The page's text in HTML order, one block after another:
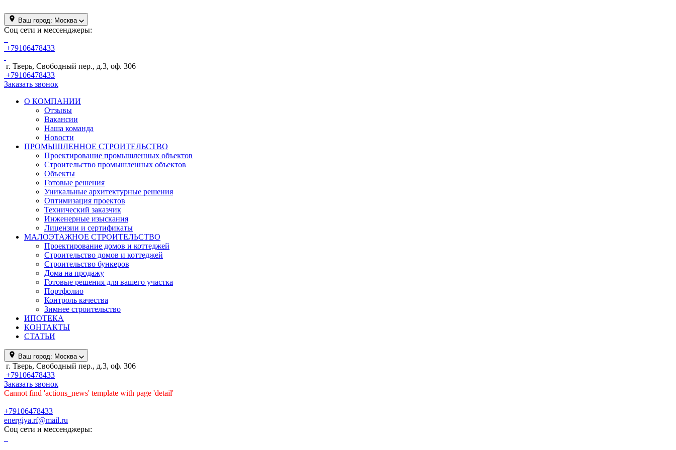
Ваш город: Москва
Соц сети и мессенджеры:
+79106478433
г. Тверь, Свободный пер., д.3, оф. 306
+79106478433
Заказать звонок
О КОМПАНИИ
Отзывы
Вакансии
Наша команда
Новости
ПРОМЫШЛЕННОЕ СТРОИТЕЛЬСТВО
Проектирование промышленных объектов
Строительство промышленных объектов
Объекты
Готовые решения
Уникальные архитектурные решения
Оптимизация проектов
Технический заказчик
Инженерные изыскания
Лицензии и сертификаты
МАЛОЭТАЖНОЕ СТРОИТЕЛЬСТВО
Проектирование домов и коттеджей
Строительство домов и коттеджей
Строительство бункеров
Дома на продажу
Готовые решения для вашего участка
Портфолио
Контроль качества
Зимнее строительство
ИПОТЕКА
КОНТАКТЫ
СТАТЬИ
Ваш город: Москва
г. Тверь, Свободный пер., д.3, оф. 306
+79106478433
Заказать звонок
Cannot find 'actions_news' template with page 'detail'
+79106478433
energiya.rf@mail.ru
Соц сети и мессенджеры: